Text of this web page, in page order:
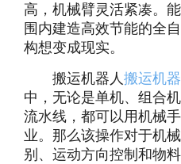
高，机械臂灵活紧凑。
围内建造高效节能的全
构想变成现实。
搬运机器人 搬运机
中，无论是单机、组合
流水线，都可以用机械
业。那么该操作对于机
别、运动方向控制和物